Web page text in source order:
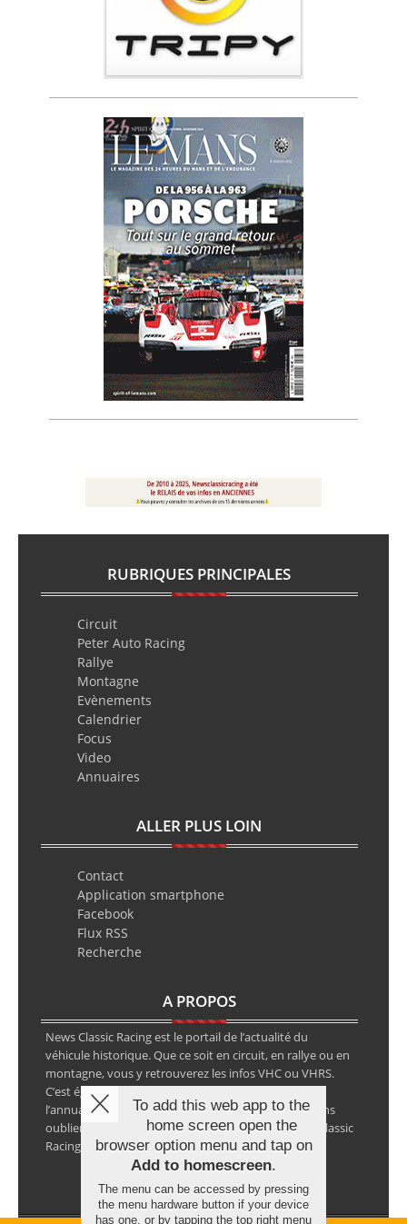
RUBRIQUES PRINCIPALES
Circuit
Peter Auto Racing
Rallye
Montagne
Evènements
Calendrier
Focus
Video
Annuaires
ALLER PLUS LOIN
Contact
Application smartphone
Facebook
Flux RSS
Recherche
A PROPOS
News Classic Racing est le portail de l’actualité du
véhicule historique. Que ce soit en circuit, en rallye ou en
montagne, vous y retrouverez les infos VHC ou VHRS.
C’est également le calendrier des épreuves ainsi que
l’annuaire des spécialistes de la voiture ancienne, sans
oublier les petites annonces avec notre partenaire Classic
Racing Annonces.
To add this web app to the
home screen open the
browser option menu and tap on
Add to homescreen.
The menu can be accessed by pressing
the menu hardware button if your device
has one, or by tapping the top right menu